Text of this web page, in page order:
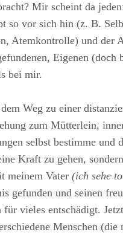
Mir scheint da
so vor sich hin (z. B.
Atemkontrolle) und der
Eigenen
bei mir.
Weg zu einer
zum Mütterlein,
selbst bestimme und
Kraft zu gehen,
meinem Vater (ich sehe
gefunden und seinen
für vieles entschädigt.
Menschen